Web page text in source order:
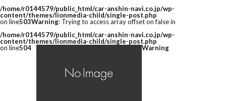
/home/r0144579/public_html/car-anshin-navi.co.jp/wp-
content/themes/lionmedia-child/single-post.php
on line503Warning: Trying to access array offset on false in
/home/r0144579/public_html/car-anshin-navi.co.jp/wp-
content/themes/lionmedia-child/single-post.php
on line504 Warning